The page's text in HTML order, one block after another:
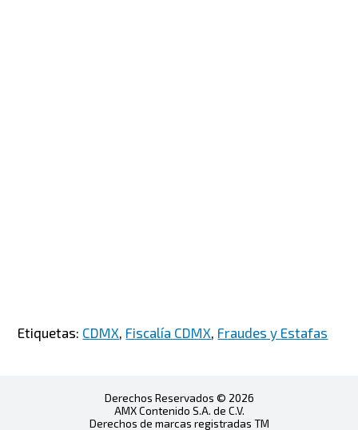
Etiquetas: CDMX Fiscalía CDMX Fraudes y Estafas
Derechos Reservados © 2026
AMX Contenido S.A. de C.V.
Derechos de marcas registradas TM